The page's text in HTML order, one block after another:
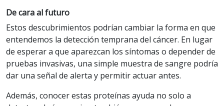
De cara al futuro
Estos descubrimientos podrían cambiar la forma en que
entendemos la detección temprana del cáncer. En lugar
de esperar a que aparezcan los síntomas o depender de
pruebas invasivas, una simple muestra de sangre podría
dar una señal de alerta y permitir actuar antes.
Además, conocer estas proteínas ayuda no solo a